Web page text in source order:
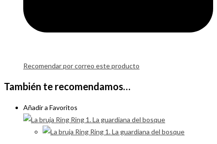
Recomendar por correo este producto
También te recomendamos…
Añadir a Favoritos